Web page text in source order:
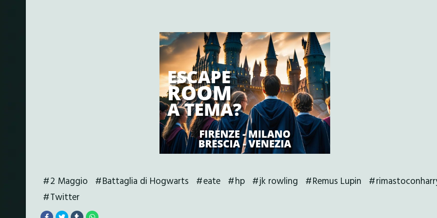
2 Maggio Battaglia di Hogwarts eate hp jk rowling Remus Lupin
Twitter